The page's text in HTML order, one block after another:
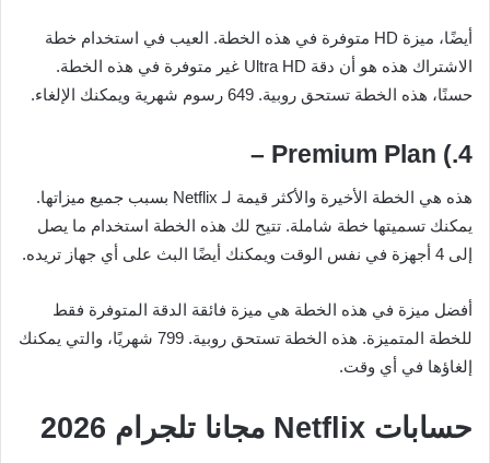
أيضًا، ميزة HD متوفرة في هذه الخطة. العيب في استخدام خطة
الاشتراك هذه هو أن دقة Ultra HD غير متوفرة في هذه الخطة.
حسنًا، هذه الخطة تستحق روبية. 649 رسوم شهرية ويمكنك الإلغاء.
4.) Premium Plan –
هذه هي الخطة الأخيرة والأكثر قيمة لـ Netflix بسبب جميع ميزاتها.
يمكنك تسميتها خطة شاملة. تتيح لك هذه الخطة استخدام ما يصل
إلى 4 أجهزة في نفس الوقت ويمكنك أيضًا البث على أي جهاز تريده.
أفضل ميزة في هذه الخطة هي ميزة فائقة الدقة المتوفرة فقط
للخطة المتميزة. هذه الخطة تستحق روبية. 799 شهريًا، والتي يمكنك
إلغاؤها في أي وقت.
حسابات Netflix مجانا تلجرام 2026